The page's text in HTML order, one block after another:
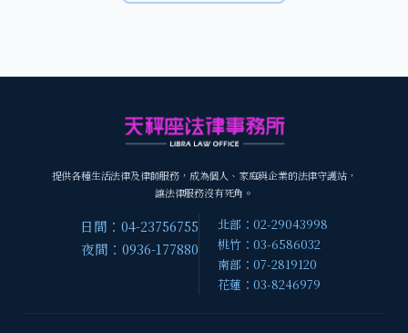
提供各種生活法律及律師服務，成為個人、家庭與企業的法律守護站，
讓法律服務沒有死角。
日間：04-23756755
夜間：0936-177880
北部：02-29043998
桃竹：03-6586032
南部：07-2819120
花蓮：03-8246979